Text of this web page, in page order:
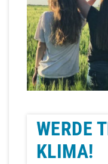
WERDE
KLIMA!